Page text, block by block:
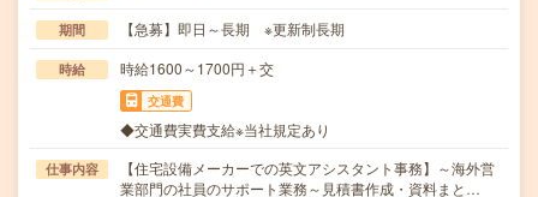
期間 【急募】即日～長期 ※更新制長期
時給 時給1600～1700円＋交
交通費
◆交通費実費支給※当社規定あり
仕事内容
【住宅設備メーカーでの英文アシスタント事務】～海外営
業部門の社員のサポート業務～見積書作成・資料まと…